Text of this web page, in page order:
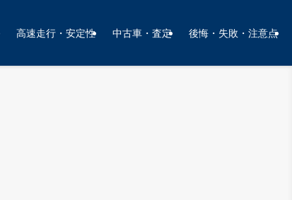
高速走行・安定性 中古車・査定 後悔・失敗・注意点